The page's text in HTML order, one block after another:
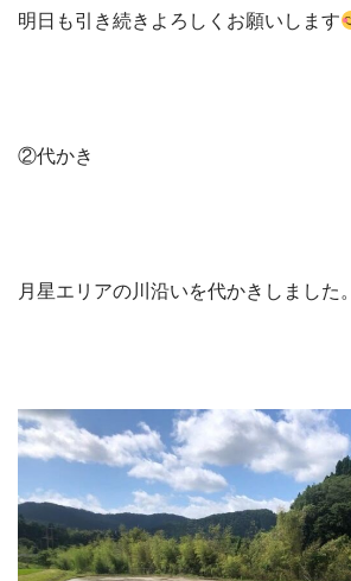
明日も引き続きよろしくお願いします
②代かき
月星エリアの川沿いを代かきしました。